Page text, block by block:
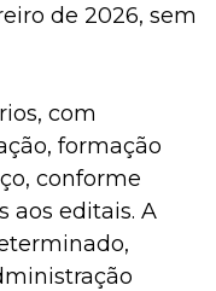
de 2026, sem
com
formação
conforme
aos editais. A